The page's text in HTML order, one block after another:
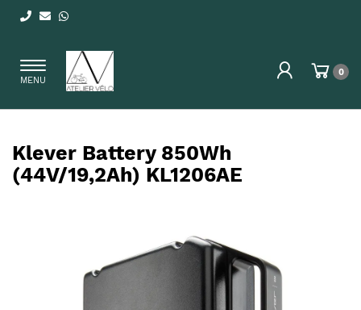
Toggle
navigation
MENU
0
Klever Battery 850Wh
(44V/19,2Ah) KL1206AE